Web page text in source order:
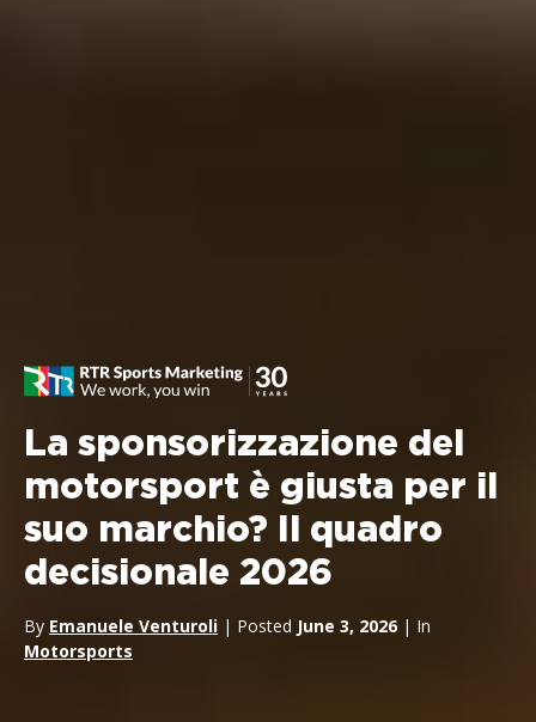
La sponsorizzazione del
motorsport è giusta per il
suo marchio? Il quadro
decisionale 2026
By Emanuele Venturoli | Posted June 3, 2026| In
Motorsports